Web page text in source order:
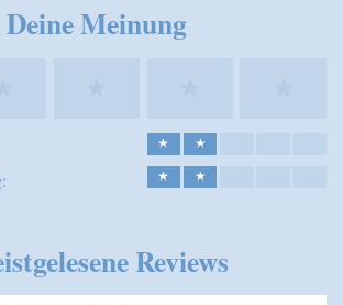
Deine Meinung
★ ★
★ ★
Reviews